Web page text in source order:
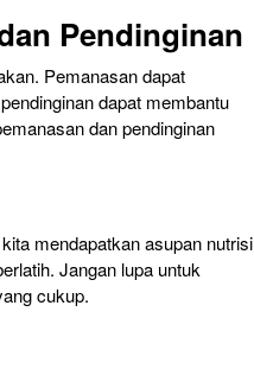
Pendinginan
Pemanasan dapat
dapat membantu
dan pendinginan
mendapatkan asupan nutrisi
Jangan lupa untuk
cukup.